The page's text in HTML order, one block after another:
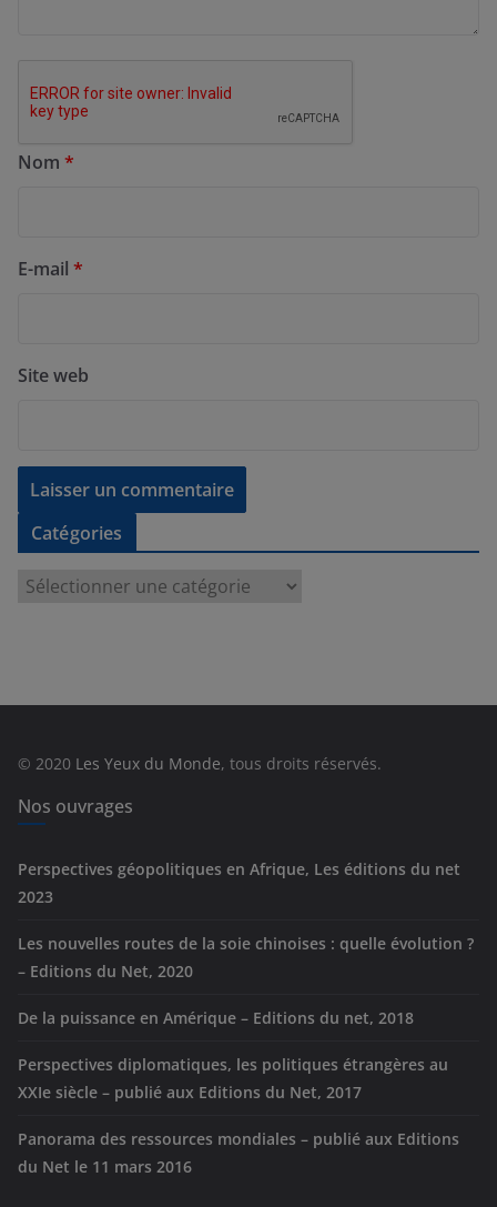
Nom *
E-mail *
Site web
Catégories
e
s
© 2020 Les Yeux du Monde, tous droits réservés.
Nos ouvrages
Perspectives géopolitiques en Afrique, Les éditions du net
2023
Les nouvelles routes de la soie chinoises : quelle évolution ?
– Editions du Net, 2020
De la puissance en Amérique – Editions du net, 2018
Perspectives diplomatiques, les politiques étrangères au
XXIe siècle – publié aux Editions du Net, 2017
Panorama des ressources mondiales – publié aux Editions
du Net le 11 mars 2016